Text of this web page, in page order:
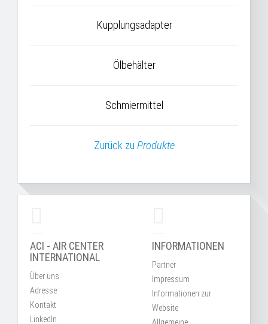
Kupplungsadapter
Ölbehälter
Schmiermittel
Zurück zu Produkte
ACI - AIR CENTER
INTERNATIONAL
Über uns
Adresse
Kontakt
LinkedIn
INFORMATIONEN
Partner
Impressum
Informationen zur
Website